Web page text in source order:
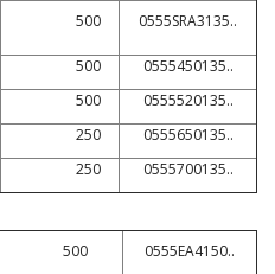
500 0555SRA3135..
500
0555450135..
500
0555520135..
250
0555650135..
250 0555700135..
500 0555EA4150..